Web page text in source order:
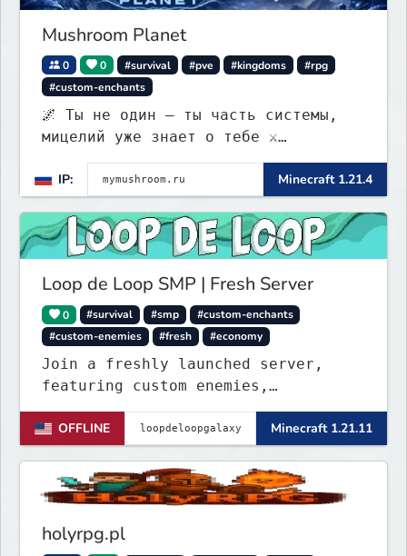
Mushroom Planet
0 0 #survival #pve #kingdoms
#rpg
#custom-enchants
🌌 Ты не один — ты часть системы,
мицелий уже знает о тебе ⚔️
🍄 заражение • 💰 редкая экономика
IP: Minecraft 1.21.4
Loop de Loop SMP | Fresh Server
0 #survival #smp
#custom-enchants
#custom-enemies
#fresh #economy
Join a freshly launched server,
featuring custom enemies,
enchantments, auctions, economy and
more.
OFFLINE Minecraft 1.21.11
holyrpg.pl